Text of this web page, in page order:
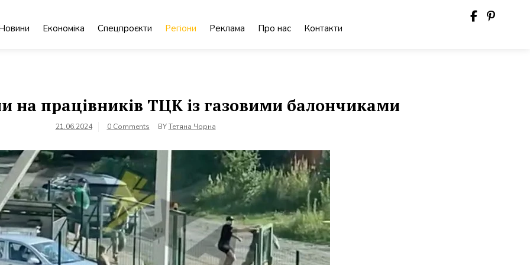
Економіка Спецпроєкти Регіони Реклама Про нас Контакти
на працівників ТЦК із газовими балончиками
21.06.2024 0 Comments BYТетяна Чорна